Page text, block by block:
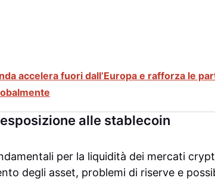
accelera fuori dall’Europa e rafforza le
alle stablecoin
per la liquidità dei mercati
degli asset, problemi di riserve e